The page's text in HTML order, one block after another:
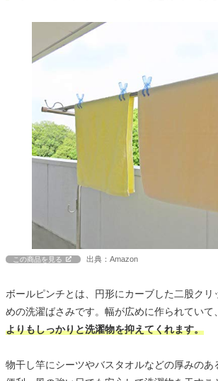
この商品を見る 出典：Amazon
ボールピンチとは、円形にカーブした二股クリ
めの洗濯ばさみです。幅が広めに作られていて、
よりもしっかりと洗濯物を抑えてくれます。
物干し竿にシーツやバスタオルなどの厚みのあ